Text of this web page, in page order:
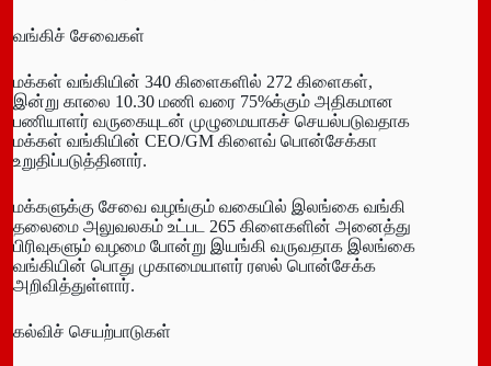
வங்கிச் சேவைகள்
மக்கள் வங்கியின் 340 கிளைகளில் 272 கிளைகள்,
இன்று காலை 10.30 மணி வரை 75%க்கும் அதிகமான
பணியாளர் வருகையுடன் முழுமையாகச் செயல்படுவதாக
மக்கள் வங்கியின் CEO/GM கிளைவ் பொன்சேக்கா
உறுதிப்படுத்தினார்.
மக்களுக்கு சேவை வழங்கும் வகையில் இலங்கை வங்கி
தலைமை அலுவலகம் உட்பட 265 கிளைகளின் அனைத்து
பிரிவுகளும் வழமை போன்று இயங்கி வருவதாக இலங்கை
வங்கியின் பொது முகாமையாளர் ரஸல் பொன்சேக்க
அறிவித்துள்ளார்.
கல்விச் செயற்பாடுகள்